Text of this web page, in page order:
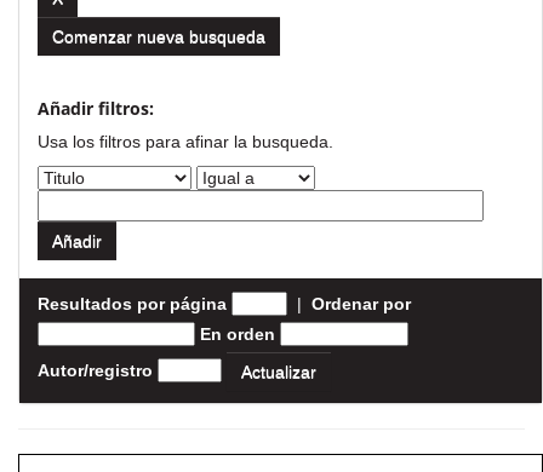
Comenzar nueva busqueda
Añadir filtros:
Usa los filtros para afinar la busqueda.
Resultados por página | Ordenar por
En orden
Autor/registro